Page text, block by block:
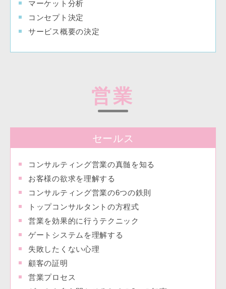
マーケット分析
コンセプト決定
サービス概要の決定
営業
セールス
コンサルティング営業の真髄を知る
お客様の欲求を理解する
コンサルティング営業の6つの鉄則
トップコンサルタントの方程式
営業を効果的に行うテクニック
ゲートシステムを理解する
失敗したくない心理
顧客の証明
営業プロセス